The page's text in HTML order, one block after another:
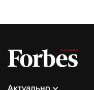
Актуально